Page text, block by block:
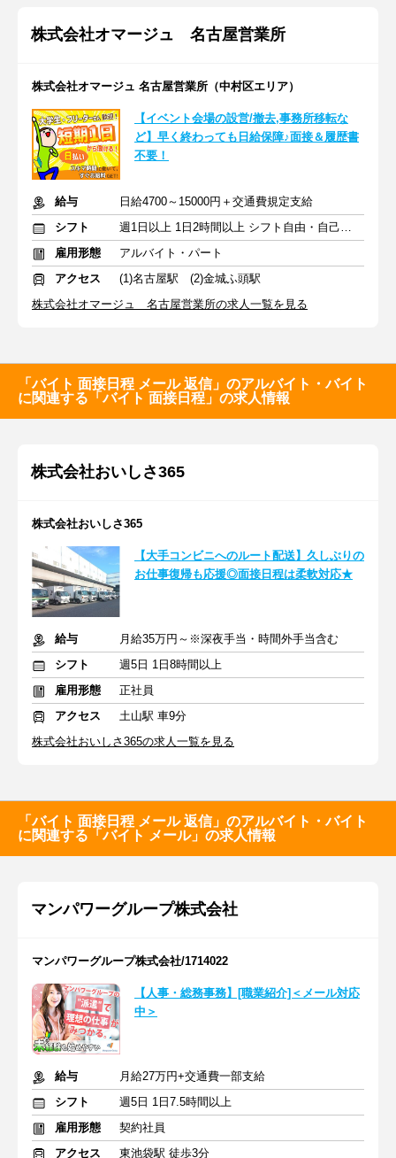
株式会社オマージュ 名古屋営業所
株式会社オマージュ 名古屋営業所（中村区エリア）
【イベント会場の設営/撤去,事務所移転な
ど】早く終わっても日給保障♪面接＆履歴書
不要！
給与
日給4700～15000円＋交通費規定支給
シフト
週1日以上 1日2時間以上 シフト自由・自己申告
雇用形態
アルバイト・パート
アクセス
(1)名古屋駅 (2)金城ふ頭駅
株式会社オマージュ 名古屋営業所の求人一覧を見る
「バイト 面接日程 メール 返信」のアルバイト・バイト
に関連する「バイト 面接日程」の求人情報
株式会社おいしさ365
株式会社おいしさ365
【大手コンビニへのルート配送】久しぶりの
お仕事復帰も応援◎面接日程は柔軟対応★
給与
月給35万円～※深夜手当・時間外手当含む
シフト
週5日 1日8時間以上
雇用形態
正社員
アクセス
土山駅 車9分
株式会社おいしさ365の求人一覧を見る
「バイト 面接日程 メール 返信」のアルバイト・バイト
に関連する「バイト メール」の求人情報
マンパワーグループ株式会社
マンパワーグループ株式会社/1714022
【人事・総務事務】[職業紹介]＜メール対応
中＞
給与
月給27万円+交通費一部支給
シフト
週5日 1日7.5時間以上
雇用形態
契約社員
アクセス
東池袋駅 徒歩3分